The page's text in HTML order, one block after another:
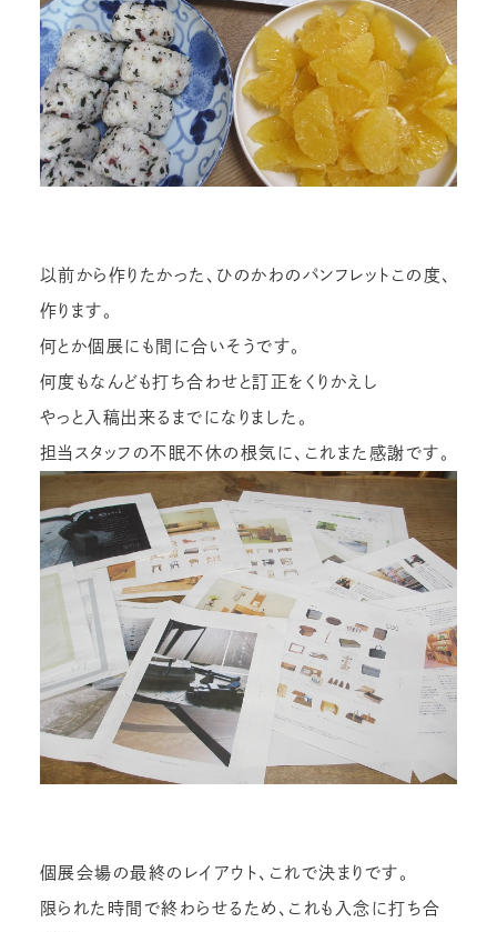
以前から作りたかった、ひのかわのパンフレットこの度、
作ります。
何とか個展にも間に合いそうです。
何度もなんども打ち合わせと訂正をくりかえし
やっと入稿出来るまでになりました。
担当スタッフの不眠不休の根気に、これまた感謝です。
個展会場の最終のレイアウト、これで決まりです。
限られた時間で終わらせるため、これも入念に打ち合